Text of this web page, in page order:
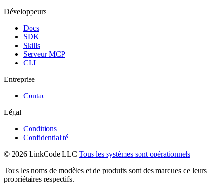
Développeurs
Docs
SDK
Skills
Serveur MCP
CLI
Entreprise
Contact
Légal
Conditions
Confidentialité
© 2026 LinkCode LLC Tous les systèmes sont opérationnels
Tous les noms de modèles et de produits sont des marques de leurs
propriétaires respectifs.